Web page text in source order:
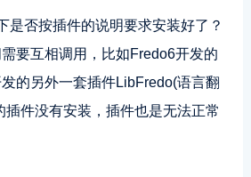
是否按插件的说明要求安装好了？
要互相调用，比如Fredo6开发的
的另外一套插件LibFredo(语言翻
插件没有安装，插件也是无法正常